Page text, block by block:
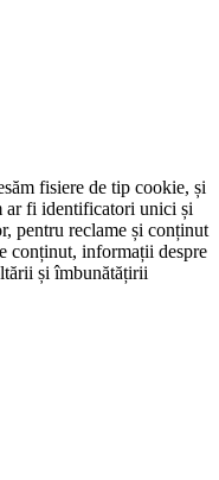
fisiere de tip cookie, și
ar fi identificatori unici și
pentru reclame și conținut
conținut, informații despre
și îmbunătățirii